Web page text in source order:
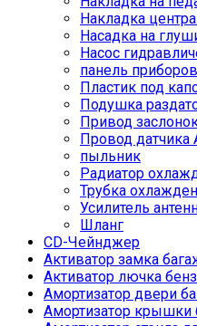
Накладка
Насадка на
Насос
панель приборов
Пластик под
Подушка
Привод
Провод датчика
пыльник
Радиатор
Трубка
Усилитель
Шланг
CD-Чейнджер
Активатор замка
Активатор лючка
Амортизатор двери
Амортизатор крышки